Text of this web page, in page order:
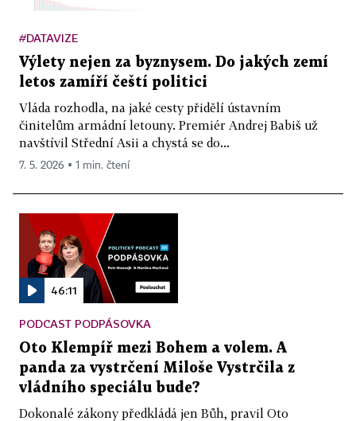
#DATAVIZE
Výlety nejen za byznysem. Do jakých zemí
letos zamíří čeští politici
Vláda rozhodla, na jaké cesty přidělí ústavním
činitelům armádní letouny. Premiér Andrej Babiš už
navštívil Střední Asii a chystá se do...
7. 5. 2026 ▪ 1 min. čtení
46:11
PODCAST PODPÁSOVKA
Oto Klempíř mezi Bohem a volem. A
panda za vystrčení Miloše Vystrčila z
vládního speciálu bude?
Dokonalé zákony předkládá jen Bůh, pravil Oto